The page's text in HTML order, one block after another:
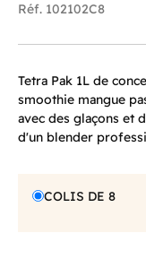
Réf. 102102C8
Tetra Pak 1L de
smoothie mangue
avec des glaçons et
d'un blender
COLIS DE 8